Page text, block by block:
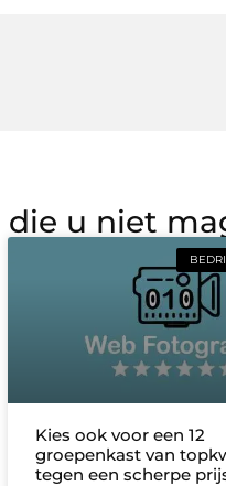
die u niet
Kies ook voor een 12
groepenkast van
tegen een scherpe